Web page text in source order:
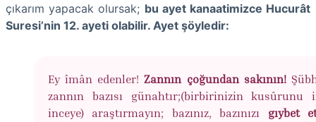
çıkarım yapacak olursak; bu ayet kanaatimizce Hucurât
Suresi’nin 12. ayeti olabilir. Ayet şöyledir:
Ey îmân edenler!Zannın çoğundan sakının!
zannın bazısı günahtır;(birbirinizin kusûrunu
inceye) araştırmayın; bazınız, bazınızı gıybet